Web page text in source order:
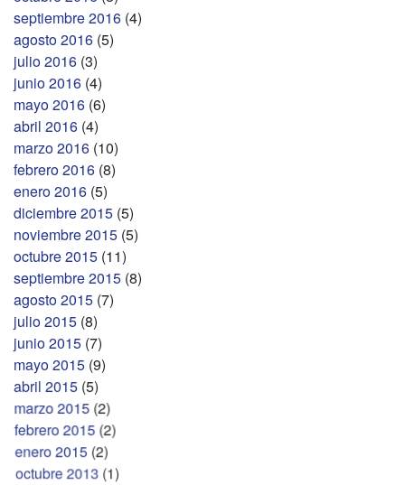
septiembre 2016 (4)
agosto 2016 (5)
julio 2016 (3)
junio 2016 (4)
mayo 2016 (6)
abril 2016 (4)
marzo 2016 (10)
febrero 2016 (8)
enero 2016 (5)
diciembre 2015 (5)
noviembre 2015 (5)
octubre 2015 (11)
septiembre 2015 (8)
agosto 2015 (7)
julio 2015 (8)
junio 2015 (7)
mayo 2015 (9)
abril 2015 (5)
marzo 2015 (2)
febrero 2015 (2)
enero 2015(2)
octubre 2013(1)